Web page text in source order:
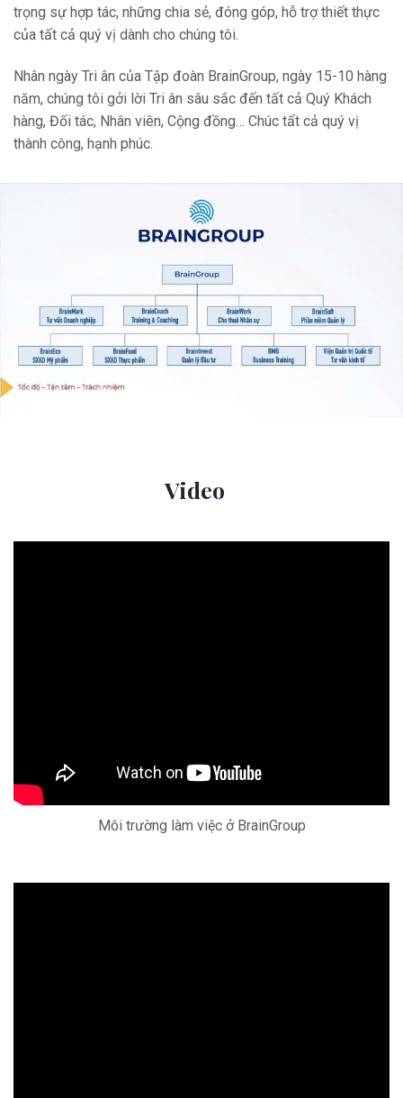
trọng sự hợp tác, những chia sẻ, đóng góp, hỗ trợ thiết thực
của tất cả quý vị dành cho chúng tôi.
Nhân ngày Tri ân của Tập đoàn BrainGroup, ngày 15-10 hàng
năm, chúng tôi gởi lời Tri ân sâu sắc đến tất cả Quý Khách
hàng, Đối tác, Nhân viên, Cộng đồng… Chúc tất cả quý vị
thành công, hạnh phúc.
Video
Môi trường làm việc ở BrainGroup